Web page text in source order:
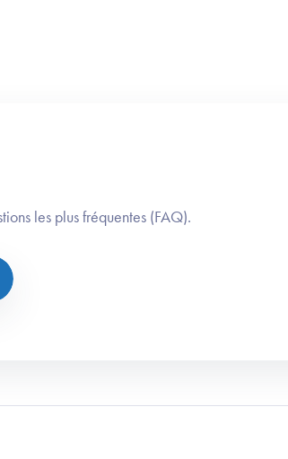
les plus fréquentes (FAQ).